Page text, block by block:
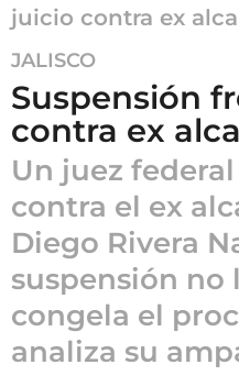
juicio contra ex
5
m
e
s
e
s
a
g
5
m
e
JALISCO
Suspensión
contra ex
Un juez
contra el ex
Diego Rivera
suspensión no
congela el
analiza su